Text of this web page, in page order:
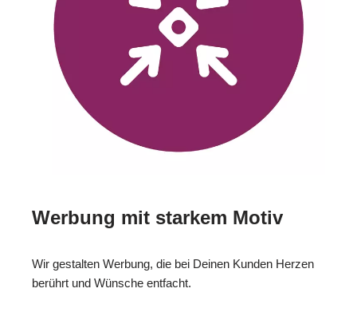
Werbung mit starkem Motiv
Wir gestalten Werbung, die bei Deinen Kunden Herzen
berührt und Wünsche entfacht.